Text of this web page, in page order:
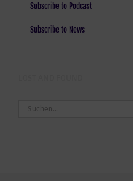
Subscribe to Podcast
Subscribe to News
Suche